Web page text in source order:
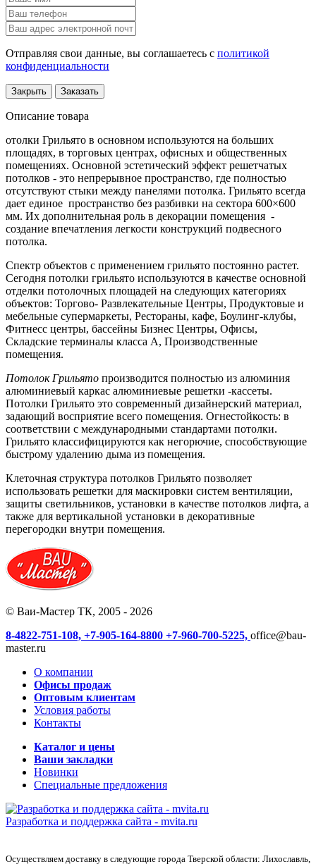
Отправляя свои данные, вы соглашаетесь с политикой
конфиденциальности
Закрыть Заказать
Описание товара
отолки Грильято в основном используются на больших
площадях, в торговых центрах, офисных и общественных
помещениях. Основной эстетический эффект решетчатых
потолков - это непрерывное пространство, где полностью
отсутствуют стыки между панелями потолка. Грильято всегда
дает единое пространство без разбивки на сектора 600×600
мм. Их дополнительная роль в декорации помещения -
создание впечатления легкости конструкций подвесного
потолка.
Спектр объектов с применением грильято постоянно растет.
Сегодня потолки грильято используются в качестве основной
отделки потолочных площадей на следующих категориях
объектов: Торгово- Развлекательные Центры, Продуктовые и
мебельные супермаркеты, Рестораны, кафе, Боулинг-клубы,
Фитнесс центры, бассейны Бизнес Центры, Офисы,
Складские терминалы класса А, Производственные
помещения.
Потолок Грильято производится полностью из алюминия
алюминиевый каркас алюминиевые решетки -кассеты.
Потолки Грильято это современный дизайнерский материал,
задающий восприятие всего помещения. Огнестойкость: в
соответствии с международными стандартами потолки.
Грильято классифицируются как негорючие, способствующие
быстрому удалению дыма из помещения.
Клеточная структура потолков Грильято позволяет
использовать решетки для маскировки систем вентиляции,
защиты светильников, установки в качестве потолков лифта, а
также для вертикальной установки в декоративные
перегородки внутри помещения.
© Ваи-Мастер ТК, 2005 - 2026
8-4822-751-108, +7-905-164-8800 +7-960-700-5225, office@bau-
master.ru
О компании
Офисы продаж
Оптовым клиентам
Условия работы
Контакты
Каталог и цены
Ваши закладки
Новинки
Специальные предложения
Разработка и поддержка сайта - mvita.ru
Осуществляем доставку в следующие города Тверской области: Лихославль,